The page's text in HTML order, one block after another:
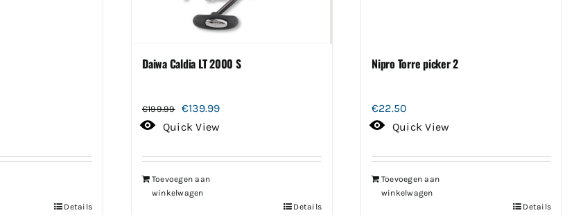
Details
Daiwa Caldia LT 2000 S
€199.99
Oorspronkelijke
prijs
€199.99.
€139.99Huidige
prijs
€139.99.
Quick View
Toevoegen aan
winkelwagen
Details
Nipro Torre picker 2
€22.50
Quick View
Toevoegen aan
winkelwagen
Details